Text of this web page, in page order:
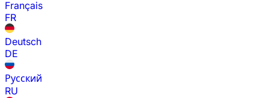
Français
FR
Deutsch
DE
Русский
RU